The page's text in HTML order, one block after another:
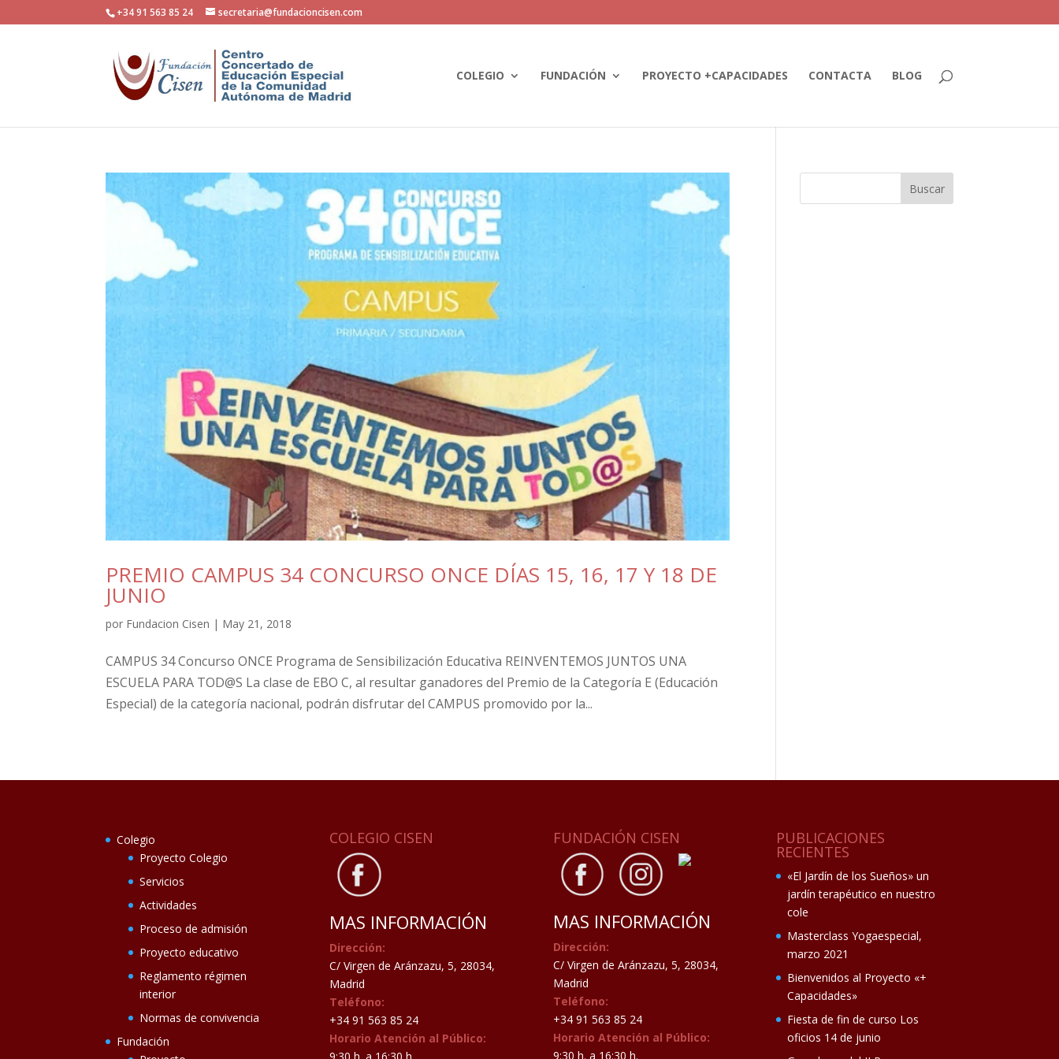
+34 91 563 85 24 secretaria@fundacioncisen.com
COLEGIO FUNDACIÓN PROYECTO +CAPACIDADES CONTACTA BLOG
PREMIO CAMPUS 34 CONCURSO ONCE DÍAS 15, 16, 17 Y 18 DE
JUNIO
por Fundacion Cisen | May 21, 2018
CAMPUS 34 Concurso ONCE Programa de Sensibilización Educativa REINVENTEMOS JUNTOS UNA
ESCUELA PARA TOD@S La clase de EBO C, al resultar ganadores del Premio de la Categoría E (Educación
Especial) de la categoría nacional, podrán disfrutar del CAMPUS promovido por la...
Colegio
Proyecto Colegio
Servicios
Actividades
Proceso de admisión
Proyecto educativo
Reglamento régimen
interior
Normas de convivencia
Fundación
COLEGIO CISEN
MAS INFORMACIÓN
Dirección:
C/ Virgen de Aránzazu, 5, 28034,
Madrid
Teléfono:
+34 91 563 85 24
Horario Atención al Público:
FUNDACIÓN CISEN
MAS INFORMACIÓN
Dirección:
C/ Virgen de Aránzazu, 5, 28034,
Madrid
Teléfono:
+34 91 563 85 24
Horario Atención al Público:
9:30 h. a 16:30 h.
PUBLICACIONES
RECIENTES
«El Jardín de los Sueños» un
jardín terapéutico en nuestro
cole
Masterclass Yogaespecial,
marzo 2021
Bienvenidos al Proyecto «+
Capacidades»
Fiesta de fin de curso Los
oficios 14 de junio